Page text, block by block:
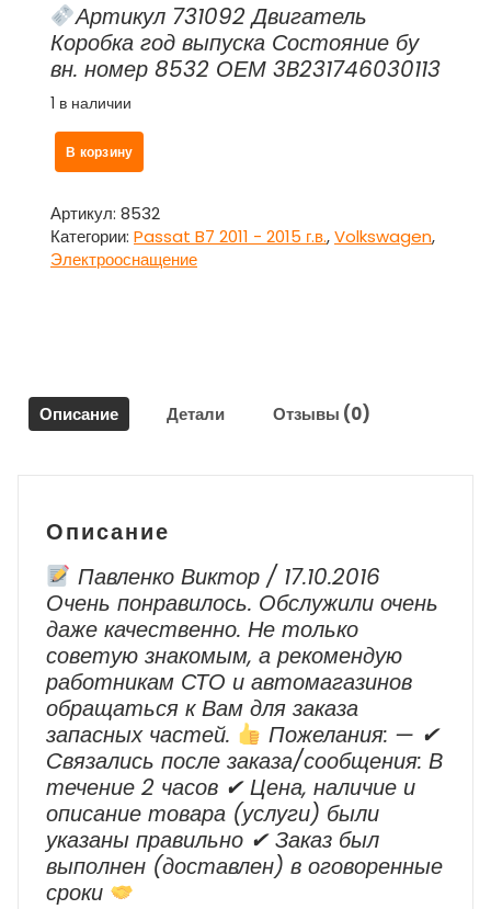
Артикул 731092 Двигатель
Коробка год выпуска Состояние бу
вн. номер 8532 ОЕМ 3B231746030113
1 в наличии
Количество
товара
предохранителей
подкапотный
3B231746030113,
/
Volkswagen
В корзину
Артикул: 8532
Категории: Passat B7 2011 - 2015 г.в.,Volkswagen,
Электрооснащение
Описание Детали Отзывы (0)
Описание
Павленко Виктор / 17.10.2016
Очень понравилось. Обслужили очень
даже качественно. Не только
советую знакомым, а рекомендую
работникам СТО и автомагазинов
обращаться к Вам для заказа
запасных частей.
Пожелания: — ✔
Cвязались после заказа/сообщения: В
течение 2 часов ✔ Цена, наличие и
описание товара (услуги) были
указаны правильно ✔ Заказ был
выполнен (доставлен) в оговоренные
сроки